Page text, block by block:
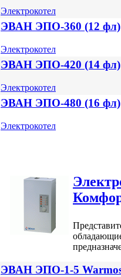
Электрокотел
ЭВАН ЭПО-360 (12 фл)
Электрокотел
ЭВАН ЭПО-420 (14 фл)
Электрокотел
ЭВАН ЭПО-480 (16 фл)
Электрокотел
ЭВАН ЭПО-1-5